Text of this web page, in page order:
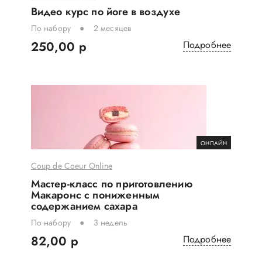
Видео курс по йоге в воздухе
По набору 2 месяцев
250,00 р Подробнее
ОНЛАЙН
Coup de Coeur Online
Мастер-класс по приготовлению
Макаронc с пониженным
содержанием сахара
По набору 3 недель
82,00 р Подробнее